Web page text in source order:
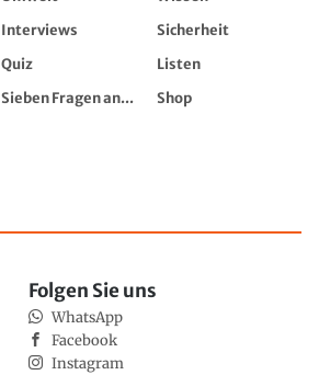
Interviews
Sicherheit
Quiz
Listen
Sieben Fragen an...
Shop
Folgen Sie uns
WhatsApp
Facebook
Instagram